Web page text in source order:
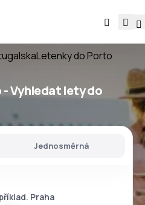
Letenky do Porto
Vyhledat lety do
Jednosměrná